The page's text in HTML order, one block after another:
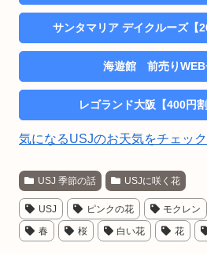
サンタマリア デイクルーズ【
海遊館 前売りWEB
レゴランド大阪【400円
気になるUSJのお天気をチェック
USJ 季節の話 USJに咲く花
USJ ピンクの花 モクレン
春
桜 白い花 花